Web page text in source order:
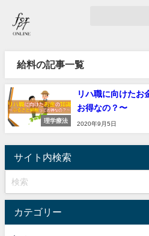
給料の記事一覧
理学療法
リハ職に向けたお
お得なの？〜
2020年9月5日
サイト内検索
カテゴリー